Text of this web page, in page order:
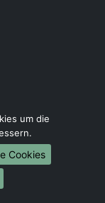
um die
Cookies